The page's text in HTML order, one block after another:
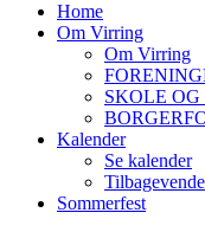
Home
Om Virring
Om Virring
SKOLE
Kalender
Se kalender
Sommerfest